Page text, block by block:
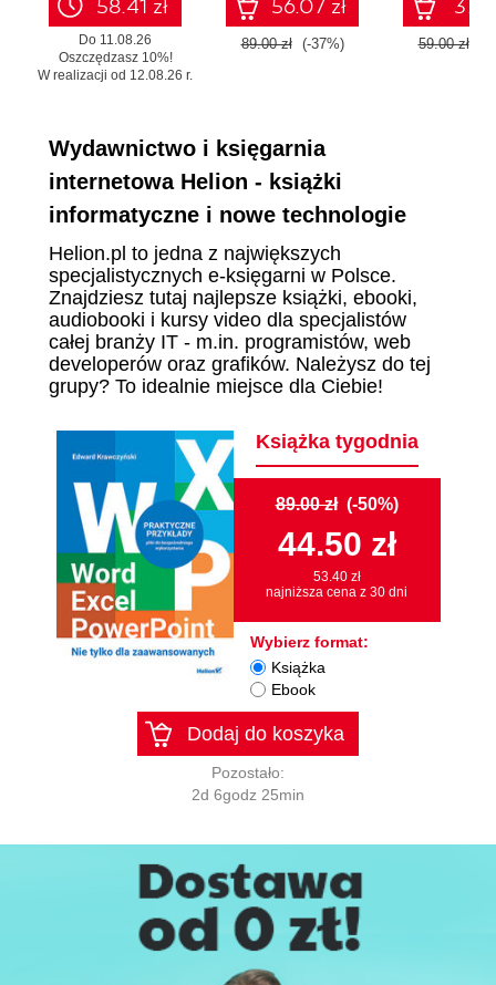
58.41 zł
Do 11.08.26
Oszczędzasz 10%!
W realizacji od 12.08.26 r.
56.07 zł
89.00 zł (-37%) 59.00 zł
Wydawnictwo i księgarnia
internetowa Helion - książki
informatyczne i nowe technologie
Helion.pl to jedna z największych
specjalistycznych e-księgarni w Polsce.
Znajdziesz tutaj najlepsze książki, ebooki,
audiobooki i kursy video dla specjalistów
całej branży IT - m.in. programistów, web
developerów oraz grafików. Należysz do tej
grupy? To idealnie miejsce dla Ciebie!
Książka tygodnia
89.00 zł (-50%)
44.50 zł
53.40 zł
najniższa cena z 30 dni
Wybierz format:
Książka
Ebook
Dodaj do koszyka
Pozostało:
2d 6godz 25min